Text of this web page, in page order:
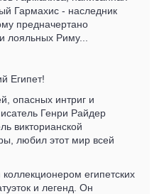
Гармахис - наследник
предначертано
лояльных Риму...
Египет!
опасных интриг и
Генри Райдер
викторианской
любил этот мир всей
египетских
и легенд. Он